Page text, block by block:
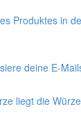
Produktes in
deine E-
liegt die